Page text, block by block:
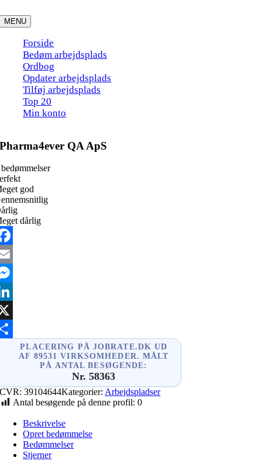
to
content
MENU
Forside
Bedøm arbejdsplads
Ordbog
Opdater arbejdsplads
Tilføj arbejdsplads
Top 20
Min konto
Pharma4ever QA ApS
god
dårlig
PLACERING PÅ JOBRATE.DK UD
AF 89531 VIRKSOMHEDER. MÅLT
PÅ ANTAL BESØGENDE:
Nr. 58363
CVR:39104644Kategorier: Arbejdspladser
Antal besøgende på denne profil: 0
Beskrivelse
Opret bedømmelse
Bedømmelser
Stjerner